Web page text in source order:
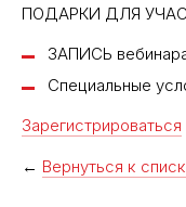
ПОДАРКИ ДЛЯ
ЗАПИСЬ
Специальные
Зарегистрироваться
← Вернуться к